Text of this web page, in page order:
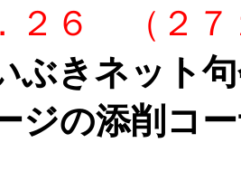
２６ （２７
ぶきネット
ジの添削コ